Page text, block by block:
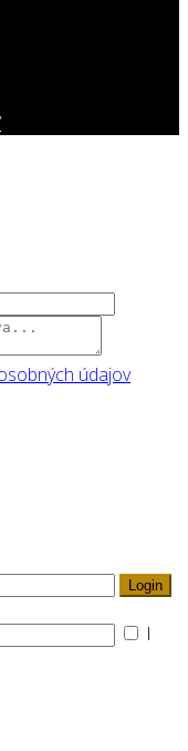
údajov
Login
I